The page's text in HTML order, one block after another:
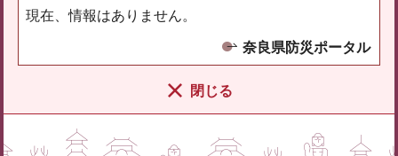
現在、情報はありません。
奈良県防災ポータル
閉じる